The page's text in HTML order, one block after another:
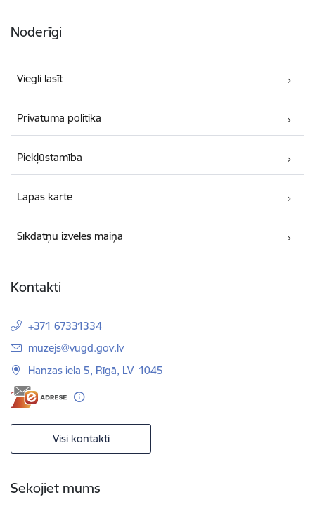
Noderīgi
Viegli lasīt
Privātuma politika
Piekļūstamība
Lapas karte
Sīkdatņu izvēles maiņa
Kontakti
+371 67331334
E-pasts:
muzejs@vugd.gov.lv
Hanzas iela 5, Rīgā, LV–1045
Visi kontakti
Sekojiet mums